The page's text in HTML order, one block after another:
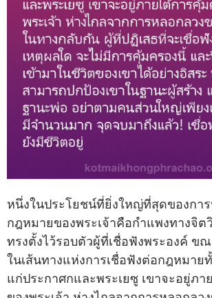
หนึ่งในประโยชน์ที่ยิ่งใหญ่ที่สุดของกา
กฎหมายของพระเจ้าคือกำแพงทางจิ
ทรงตั้งไว้รอบตัวผู้ที่เชื่อฟังพระองค์ ข
ในเส้นทางแห่งการเชื่อฟังต่อกฎหมาย
แก่ประกาศกและพระเยซู เขาจะอยู่ภา